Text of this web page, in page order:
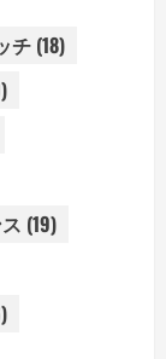
チ (18)
(19)